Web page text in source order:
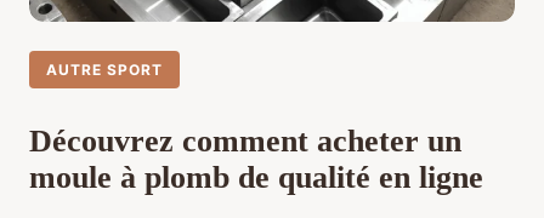
AUTRE SPORT
Découvrez comment acheter un
moule à plomb de qualité en ligne